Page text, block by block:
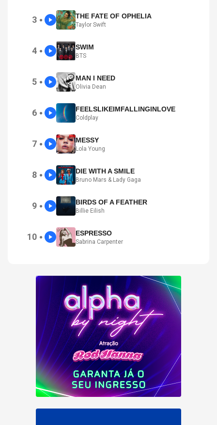
3 ● THE FATE OF OPHELIA
Taylor Swift
4 ● SWIM
BTS
5 ● MAN I NEED
Olivia Dean
6 ● FEELSLIKEIMFALLINGINLOVE
Coldplay
7 ● MESSY
Lola Young
8 ● DIE WITH A SMILE
Bruno Mars & Lady Gaga
9 ● BIRDS OF A FEATHER
Billie Eilish
10 ● ESPRESSO
Sabrina Carpenter